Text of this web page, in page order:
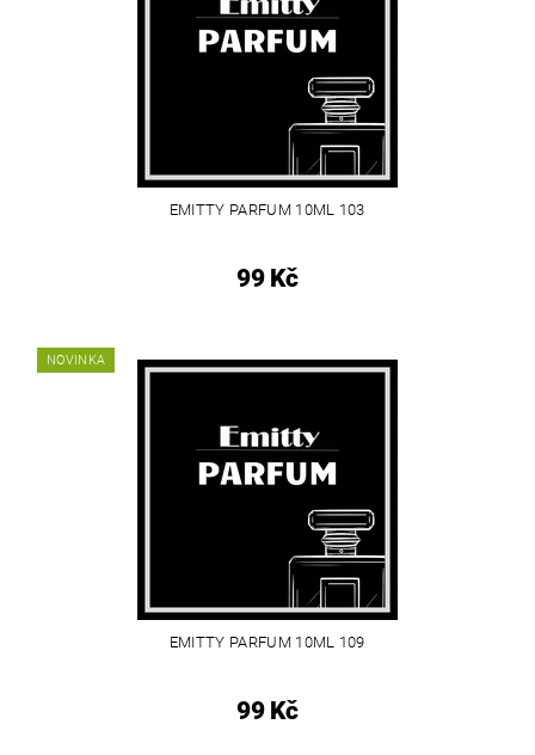
EMITTY PARFUM 10ML 103
99 Kč
NOVINKA
EMITTY PARFUM 10ML 109
99 Kč